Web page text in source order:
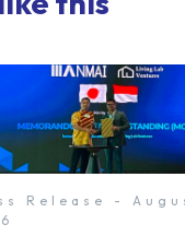
Release -